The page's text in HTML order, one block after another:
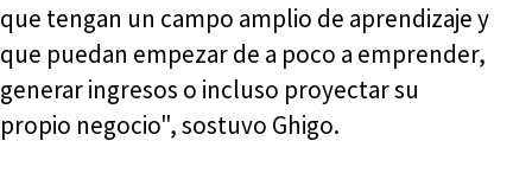
que tengan un campo amplio de aprendizaje y
que puedan empezar de a poco a emprender,
generar ingresos o incluso proyectar su
propio negocio", sostuvo Ghigo.